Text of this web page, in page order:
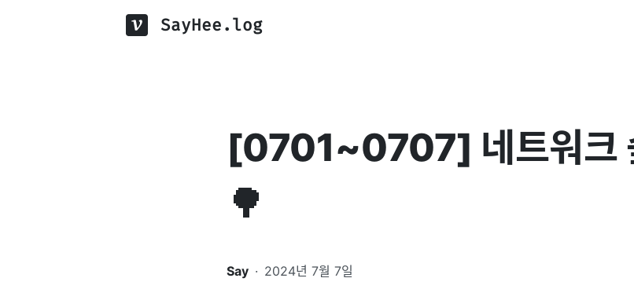
SayHee.log
[0701~0707] 네트워크
🌳
Say · 2024년 7월 7일